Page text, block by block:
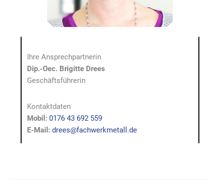
Ihre Ansprechpartnerin
Dip.-Oec. Brigitte Drees
Geschäftsführerin
Kontaktdaten
Mobil: 0176 43 692 559
E-Mail: drees@fachwerkmetall.de